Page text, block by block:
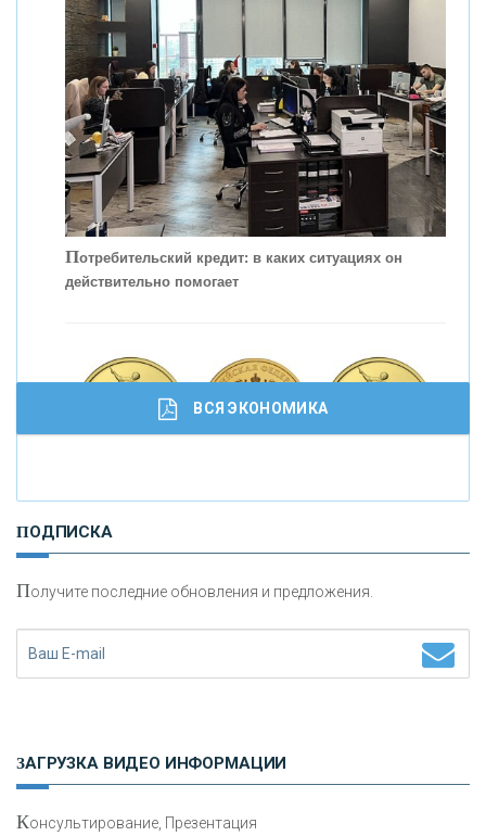
КОНТАКТЫ
Потребительский кредит: в каких ситуациях он
действительно помогает
И
сохранения и увеличения капитала
ВСЯ ЭКОНОМИКА
ПОДПИСКА
Получите последние обновления и предложения.
ЗАГРУЗКА ВИДЕО ИНФОРМАЦИИ
Консультирование, Презентация